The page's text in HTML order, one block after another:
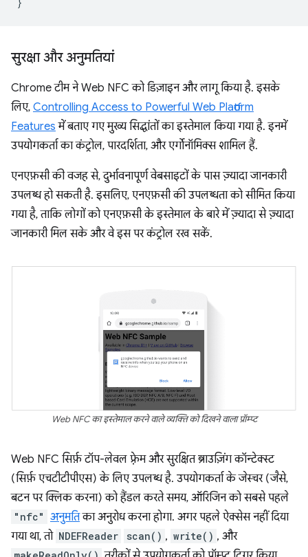
सुरक्षा और अनुमतियां
Chrome टीम ने Web NFC को डिज़ाइन और लागू किया है. इसके
लिए, Controlling Access to Powerful Web Platform
Features में बताए गए मुख्य सिद्धांतों का इस्तेमाल किया गया है. इनमें
उपयोगकर्ता का कंट्रोल, पारदर्शिता, और एर्गोनॉमिक्स शामिल हैं.
एनएफ़सी की वजह से, दुर्भावनापूर्ण वेबसाइटों के पास ज़्यादा जानकारी
उपलब्ध हो सकती है. इसलिए, एनएफ़सी की उपलब्धता को सीमित किया
गया है, ताकि लोगों को एनएफ़सी के इस्तेमाल के बारे में ज़्यादा से ज़्यादा
जानकारी मिल सके और वे इस पर कंट्रोल रख सकें.
Web NFC का इस्तेमाल करने वाले व्यक्ति को दिखने वाला प्रॉम्प्ट
Web NFC सिर्फ़ टॉप-लेवल फ़्रेम और सुरक्षित ब्राउज़िंग कॉन्टेक्स्ट
(सिर्फ़ एचटीटीपीएस) के लिए उपलब्ध है. उपयोगकर्ता के जेस्चर (जैसे,
बटन पर क्लिक करना) को हैंडल करते समय, ऑरिजिन को सबसे पहले
"nfc" अनुमतिका अनुरोध करना होगा. अगर पहले ऐक्सेस नहीं दिया
गया था, तो NDEFReader scan() , write() , और